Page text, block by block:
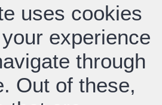
uses cookies
experience
through
Out of these,